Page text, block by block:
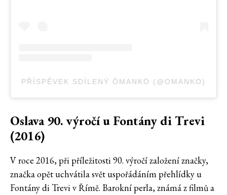
PŘÍSPĚVEK SDÍLENÝ ÖMANKÖ (@OMANKO)
Oslava 90. výročí u Fontány di Trevi
(2016)
V roce 2016, při příležitosti 90. výročí založení značky,
značka opět uchvátila svět uspořádáním přehlídky u
Fontány di Trevi v Římě. Barokní perla, známá z filmů a